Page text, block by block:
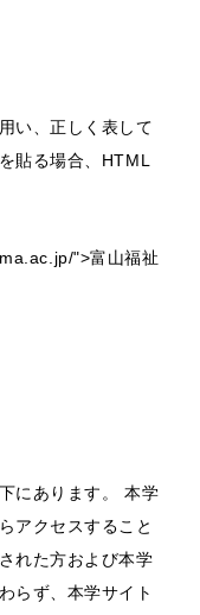
い、正しく表して
貼る場合、HTML
">富山福祉
にあります。 本学
アクセスすること
れた方および本学
らず、本学サイト